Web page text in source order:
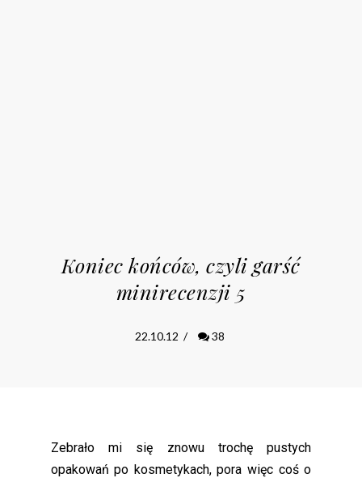
Koniec końców, czyli garść
minirecenzji 5
22.10.12 / 38
Zebrało mi się znowu trochę pustych
opakowań po kosmetykach, pora więc coś o